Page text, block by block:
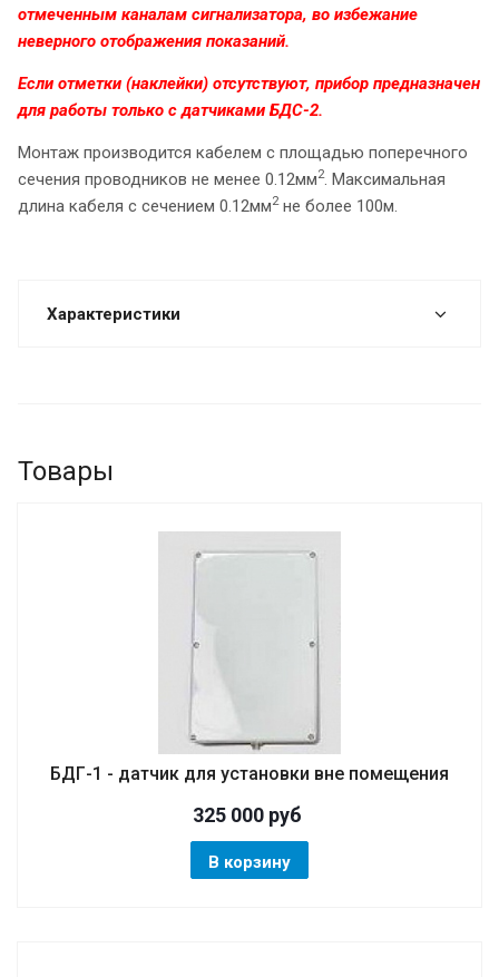
отмеченным каналам сигнализатора, во избежание
неверного отображения показаний.
Если отметки (наклейки) отсутствуют, прибор предназначен
для работы только с датчиками БДС-2.
Монтаж производится кабелем с площадью поперечного
сечения проводников не менее 0.12мм2. Максимальная
длина кабеля с сечением 0.12мм2не более 100м.
Характеристики
Товары
БДГ-1 - датчик для установки вне помещения
325 000руб
В корзину